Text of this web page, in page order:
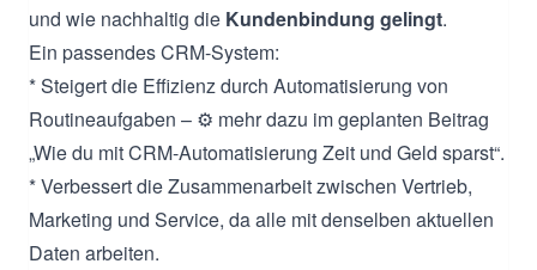
und wie nachhaltig die Kundenbindung gelingt.
Ein passendes CRM-System:
* Steigert die Effizienz durch Automatisierung von
Routineaufgaben – ⚙️ mehr dazu im geplanten Beitrag
„Wie du mit CRM-Automatisierung Zeit und Geld sparst“.
* Verbessert die Zusammenarbeit zwischen Vertrieb,
Marketing und Service, da alle mit denselben aktuellen
Daten arbeiten.